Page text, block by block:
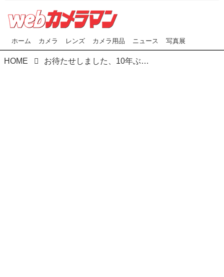
ホーム カメラ レンズ カメラ用品 ニュース 写真展
HOME お待たせしました、10年ぶりの勝利は1000kmレースの大金星! エプソンブルーが鈴鹿サーキットを席巻した2017年晩夏の1日